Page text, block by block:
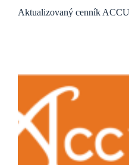
Aktualizovaný cenník